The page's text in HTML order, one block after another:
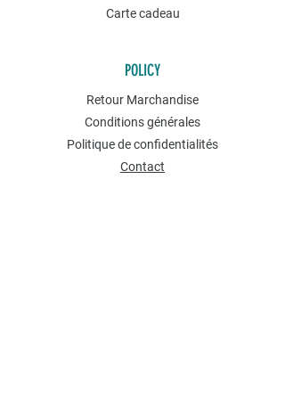
Carte cadeau
POLICY
Retour Marchandise
Conditions générales
Politique de confidentialités
Contact